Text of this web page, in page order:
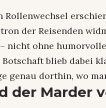
Rollenwechsel
der Reisenden
nicht ohne
blieb dabei
genau dorthin, wo
der Marder